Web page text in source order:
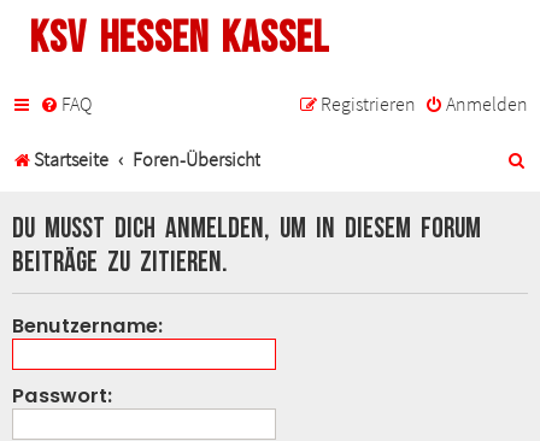
KSV Hessen Kassel
FAQ Anmelden
Registrieren
Startseite Foren-Übersicht
Du musst dich anmelden, um in diesem Forum
Beiträge zu zitieren.
Benutzername:
Passwort: